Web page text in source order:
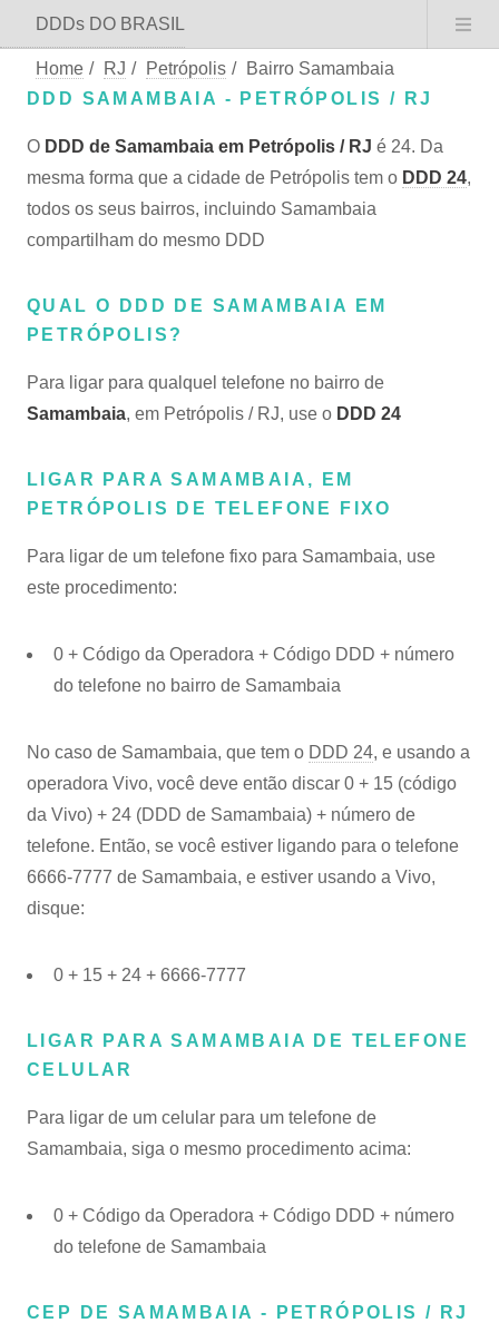
DDDs DO BRASIL
Home / RJ / Petrópolis /
Bairro Samambaia
DDD SAMAMBAIA - PETRÓPOLIS / RJ
O DDD de Samambaia em Petrópolis / RJ é 24. Da
mesma forma que a cidade de Petrópolis tem o DDD 24,
todos os seus bairros, incluindo Samambaia
compartilham do mesmo DDD
QUAL O DDD DE SAMAMBAIA EM
PETRÓPOLIS?
Para ligar para qualquel telefone no bairro de
Samambaia, em Petrópolis / RJ, use o DDD 24
LIGAR PARA SAMAMBAIA, EM
PETRÓPOLIS DE TELEFONE FIXO
Para ligar de um telefone fixo para Samambaia, use
este procedimento:
0 + Código da Operadora + Código DDD + número
do telefone no bairro de Samambaia
No caso de Samambaia, que tem o DDD 24, e usando a
operadora Vivo, você deve então discar 0 + 15 (código
da Vivo) + 24 (DDD de Samambaia) + número de
telefone. Então, se você estiver ligando para o telefone
6666-7777 de Samambaia, e estiver usando a Vivo,
disque:
0 + 15 + 24 + 6666-7777
LIGAR PARA SAMAMBAIA DE TELEFONE
CELULAR
Para ligar de um celular para um telefone de
Samambaia, siga o mesmo procedimento acima:
0 + Código da Operadora + Código DDD + número
do telefone de Samambaia
CEP DE SAMAMBAIA - PETRÓPOLIS / RJ